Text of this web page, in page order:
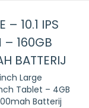
– 10.1 IPS
– 160GB
BATTERIJ
Large
Tablet – 4GB
Batterij